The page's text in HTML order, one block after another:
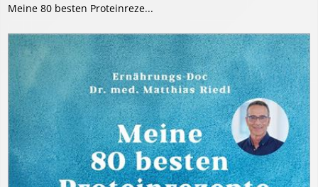
Meine 80 besten Proteinreze...